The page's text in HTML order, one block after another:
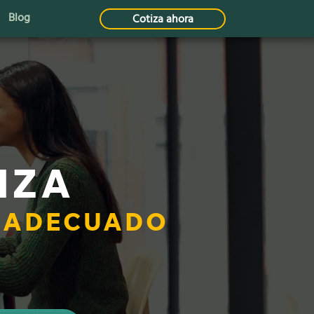
Blog Cotiza ahora